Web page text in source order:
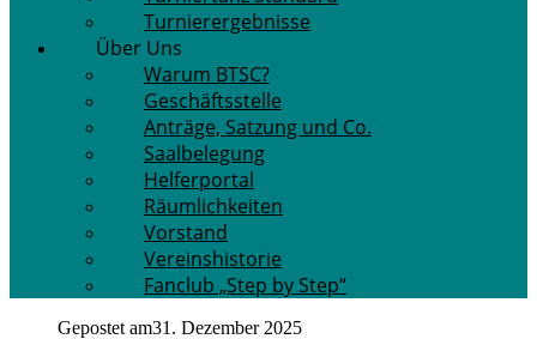
Turnierergebnisse
Über Uns
Warum BTSC?
Geschäftsstelle
Anträge, Satzung und Co.
Saalbelegung
Helferportal
Räumlichkeiten
Vorstand
Vereinshistorie
Fanclub „Step by Step“
Gepostet am31. Dezember 2025